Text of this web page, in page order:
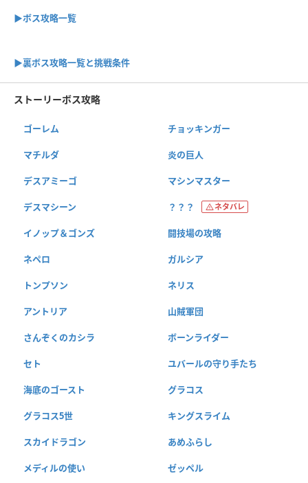
▶ボス攻略一覧
▶裏ボス攻略一覧と挑戦条件
ストーリーボス攻略
ゴーレム チョッキンガー
マチルダ 炎の巨人
デスアミーゴ マシンマスター
デスマシーン ？？？ ネタバレ
イノップ＆ゴンズ 闘技場の攻略
ネペロ ガルシア
トンプソン ネリス
アントリア 山賊軍団
さんぞくのカシラ ボーンライダー
セト ユバールの守り手たち
海底のゴースト グラコス
グラコス5世 キングスライム
スカイドラゴン あめふらし
メディルの使い ゼッペル